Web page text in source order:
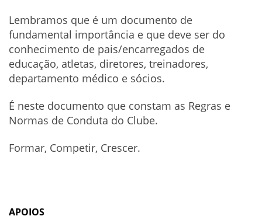
Lembramos que é um documento de
fundamental importância e que deve ser do
conhecimento de pais/encarregados de
educação, atletas, diretores, treinadores,
departamento médico e sócios.
É neste documento que constam as Regras e
Normas de Conduta do Clube.
Formar, Competir, Crescer.
APOIOS